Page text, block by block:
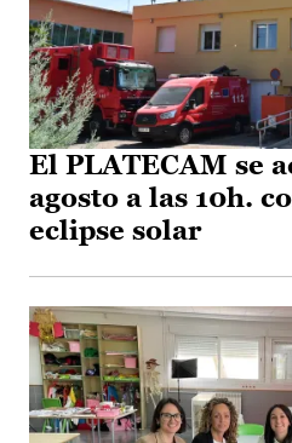
El PLATECAM se
agosto a las 10h.
eclipse solar